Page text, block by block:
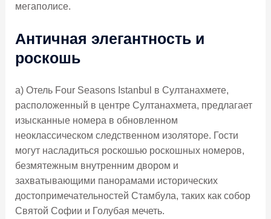
мегаполисе.
Античная элегантность и
роскошь
а) Отель Four Seasons Istanbul в Султанахмете,
расположенный в центре Султанахмета, предлагает
изысканные номера в обновленном
неоклассическом следственном изоляторе. Гости
могут насладиться роскошью роскошных номеров,
безмятежным внутренним двором и
захватывающими панорамами исторических
достопримечательностей Стамбула, таких как собор
Святой Софии и Голубая мечеть.